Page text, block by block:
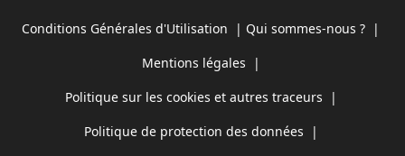
Conditions Générales d'Utilisation | Qui sommes-nous ? |
Mentions légales |
Politique sur les cookies et autres traceurs |
Politique de protection des données |